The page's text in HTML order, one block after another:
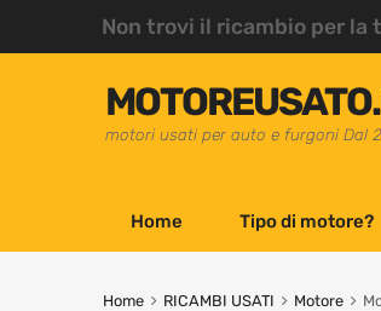
Non trovi il ricambio per
motori usati per auto e furgoni Dal
Home Tipo di motore?
Home RICAMBI USATI Motore